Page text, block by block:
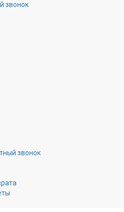
звонок
звонок